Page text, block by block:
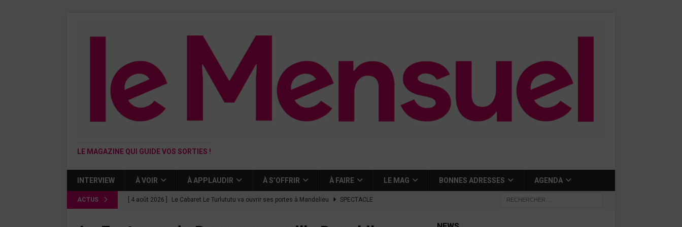
LE MAGAZINE QUI GUIDE VOS SORTIES !
INTERVIEW À VOIR À APPLAUDIR À S’OFFRIR À FAIRE LE MAG BONNES ADRESSES AGENDA
ACTUS [ 4 août 2026 ] Le Cabaret Le Turlututu va ouvrir ses portes à Mandelieu SPECTACLE